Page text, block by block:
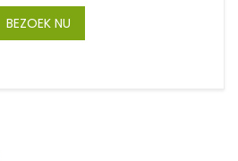
BEZOEK NU